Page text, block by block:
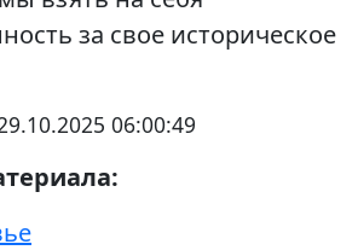
за свое историческое
06:00:49